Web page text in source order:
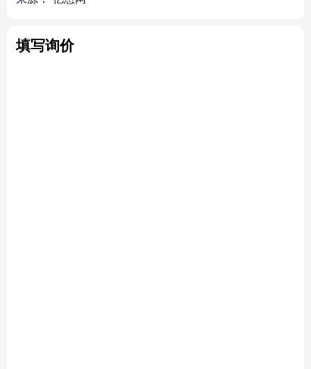
填写询价